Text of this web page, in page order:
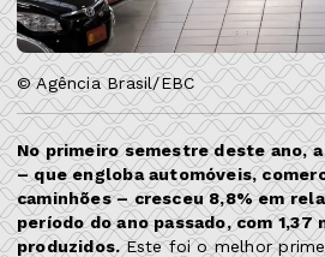
© Agência Brasil/EBC
No primeiro semestre deste ano,
– que engloba automóveis,
caminhões – cresceu 8,8% em
período do ano passado, com 1,37
produzidos.Este foi o melhor